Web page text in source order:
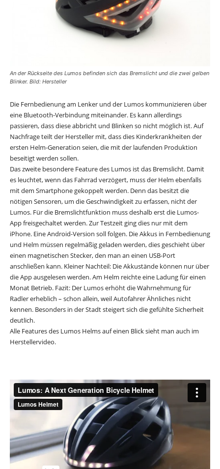
An der Rückseite des Lumos befinden sich das Bremslicht und die zwei gelben
Blinker. Bild: Hersteller
Die Fernbedienung am Lenker und der Lumos kommunizieren über
eine Bluetooth-Verbindung miteinander. Es kann allerdings
passieren, dass diese abbricht und Blinken so nicht möglich ist. Auf
Nachfrage teilt der Hersteller mit, dass dies Kinderkrankheiten der
ersten Helm-Generation seien, die mit der laufenden Produktion
beseitigt werden sollen.
Das zweite besondere Feature des Lumos ist das Bremslicht. Damit
es leuchtet, wenn das Fahrrad verzögert, muss der Helm ebenfalls
mit dem Smartphone gekoppelt werden. Denn das besitzt die
nötigen Sensoren, um die Geschwindigkeit zu erfassen, nicht der
Lumos. Für die Bremslichtfunktion muss deshalb erst die Lumos-
App freisgechaltet werden. Zur Testzeit ging dies nur mit dem
iPhone. Eine Android-Version soll folgen. Die Akkus in Fernbedienung
und Helm müssen regelmäßig geladen werden, dies geschieht über
einen magnetischen Stecker, den man an einen USB-Port
anschließen kann. Kleiner Nachteil: Die Akkustände können nur über
die App ausgelesen werden. Am Helm reichte eine Ladung für einen
Monat Betrieb. Fazit: Der Lumos erhöht die Wahrnehmung für
Radler erheblich – schon allein, weil Autofahrer Ähnliches nicht
kennen. Besonders in der Stadt steigert sich die gefühlte Sicherheit
deutlich.
Alle Features des Lumos Helms auf einen Blick sieht man auch im
Herstellervideo.